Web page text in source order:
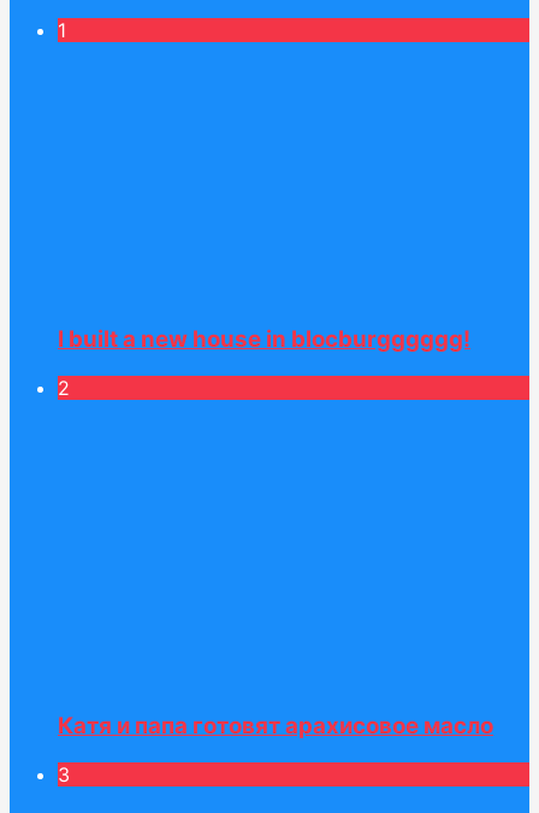
1
I built a new house in blocburgggggg!
2
Катя и папа готовят арахисовое масло
3